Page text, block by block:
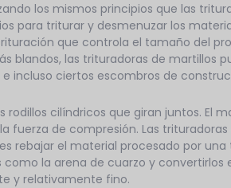
los mismos principios que las
para triturar y desmenuzar los
que controla el tamaño del
blandos, las trituradoras de martillos
incluso ciertos escombros de
rodillos cilíndricos que giran juntos. El
fuerza de compresión. Las
rebajar el material procesado por
la arena de cuarzo y
y relativamente fino.